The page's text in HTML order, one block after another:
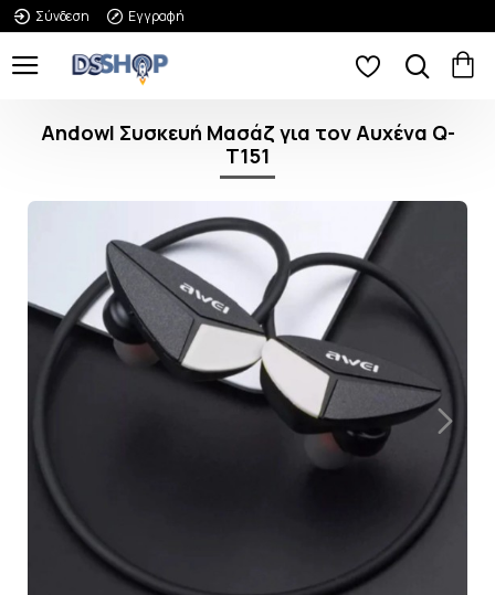
Σύνδεση Εγγραφή
Andowl Συσκευή Μασάζ για τον Αυχένα Q-
T151